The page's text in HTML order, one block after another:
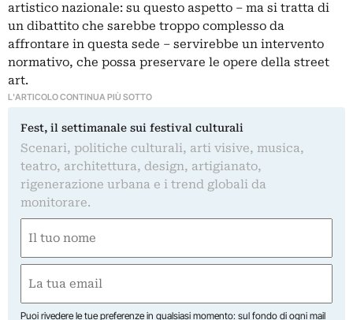
artistico nazionale: su questo aspetto – ma si tratta di
un dibattito che sarebbe troppo complesso da
affrontare in questa sede – servirebbe un intervento
normativo, che possa preservare le opere della street
art.
L'ARTICOLO CONTINUA PIÙ SOTTO
Fest, il settimanale sui festival culturali
Scenari, politiche culturali, arti visive, musica,
teatro, architettura, design, artigianato,
rigenerazione urbana e i trend globali da
monitorare.
(Required)
(Required)
Puoi rivedere le tue preferenze in qualsiasi momento: sul fondo di ogni mail